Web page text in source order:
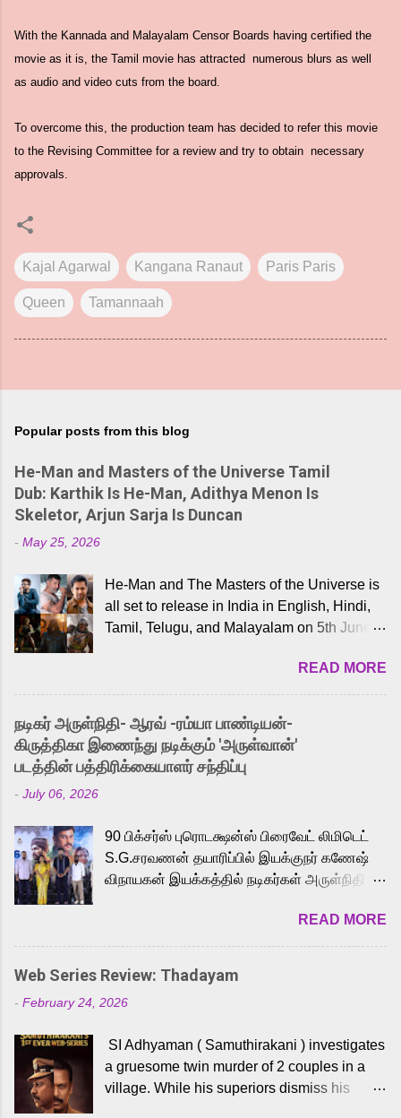
With the Kannada and Malayalam Censor Boards having certified the
movie as it is, the Tamil movie has attracted numerous blurs as well
as audio and video cuts from the board.
To overcome this, the production team has decided to refer this movie
to the Revising Committee for a review and try to obtain necessary
approvals.
Kajal Agarwal Kangana Ranaut Paris Paris
Queen Tamannaah
Popular posts from this blog
He-Man and Masters of the Universe Tamil
Dub: Karthik Is He-Man, Adithya Menon Is
Skeletor, Arjun Sarja Is Duncan
- May 25, 2026
He-Man and The Masters of the Universe is
all set to release in India in English, Hindi,
Tamil, Telugu, and Malayalam on 5th June,
received a lot of love from cult He-Man fans
and offered audiences an exciting glimpse
into the world of Eternia, the recently
released Tamil trailer has also generated
strong excitement among Tamil audiences.
Adding to the growing buzz is the film’s
to the iconic superhero He-Man. Known for
memorable songs like “Behene De” from
Raavan, “Oru Maalai” from Ghajini, and
loved for his versatile voice and strong
command over multiple languages, making
him a strong fit for the legendary character.
cinema, voices the menacing Skeletor
across the Tamil, Malayalam, and Telugu
versions. Joining them is Action King Arjun...
READ MORE
நடிகர் அருள்நிதி- ஆரவ் -ரம்யா பாண்டியன்-
கிருத்திகா இணைந்து நடிக்கும் 'அருள்வான்'
படத்தின் பத்திரிக்கையாளர் சந்திப்பு
- July 06, 2026
90 பிக்சர்ஸ் புரொடக்ஷன்ஸ் பிரைவேட் லிமிடெட்
S.G.சரவணன் தயாரிப்பில் இயக்குநர் கணேஷ்
விநாயகன் இயக்கத்தில் நடிகர்கள் அருள்நிதி -
முக்கிய வேடத்தில் இணைந்து நடித்திருக்கும்
'அருள்வான்' திரைப்படத்தினை
பத்திரிக்கையாளர் சந்திப்பு சென்னையில்
நடைபெற்றது. இயக்குநர் கணேஷ் விநாயகன்
இயக்கத்தில் உருவாகியுள்ள 'அருள்வான்'
வெங்கட், ரம்யா பாண்டியன், வி டி வி கணேஷ் ,
ஜான் விஜய், பேபி கிருத்திகா, 'பருத்திவீரன்'
சரவணன், ஹரிஷ் உத்தமன் உள்ளிட்ட பலர்
READ MORE
Web Series Review: Thadayam
- February 24, 2026
SI Adhyaman ( Samuthirakani ) investigates
a gruesome twin murder of 2 couples in a
village. While his superiors dismiss his